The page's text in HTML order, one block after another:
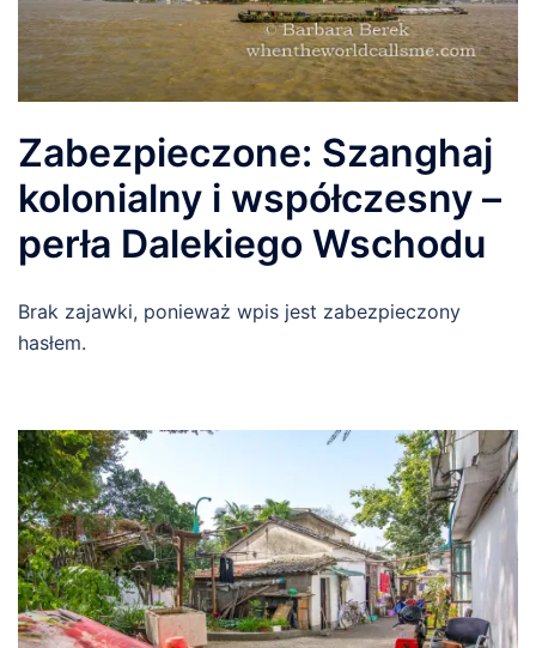
Zabezpieczone: Szanghaj
kolonialny i współczesny –
perła Dalekiego Wschodu
Brak zajawki, ponieważ wpis jest zabezpieczony
hasłem.